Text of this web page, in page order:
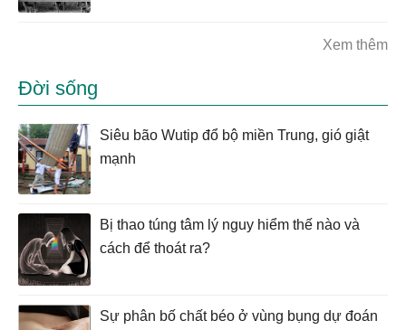
Xem thêm
Đời sống
Siêu bão Wutip đổ bộ miền Trung, gió giật
mạnh
Bị thao túng tâm lý nguy hiểm thế nào và
cách để thoát ra?
Sự phân bố chất béo ở vùng bụng dự đoán